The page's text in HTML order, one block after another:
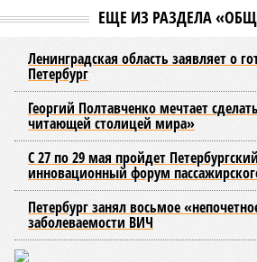
ЕЩЕ ИЗ РАЗДЕЛА
Ленинградская область заявляет о
Петербург
Георгий Полтавченко мечтает
читающей столицей мира»
С 27 по 29 мая пройдет
инновационный форум
Петербург занял восьмое
заболеваемости ВИЧ